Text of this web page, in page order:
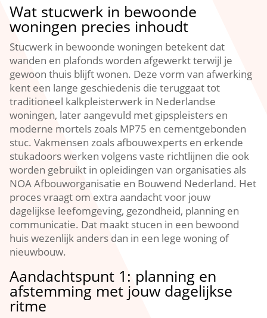
Wat stucwerk in bewoonde
woningen precies inhoudt
Stucwerk in bewoonde woningen betekent dat
wanden en plafonds worden afgewerkt terwijl je
gewoon thuis blijft wonen.​ Deze vorm van afwerking
kent een lange geschiedenis die teruggaat tot
traditioneel kalkpleisterwerk in Nederlandse
woningen, later aangevuld met gipspleisters en
moderne mortels zoals MP75 en cementgebonden
stuc.​ Vakmensen zoals afbouwexperts en erkende
stukadoors werken volgens vaste richtlijnen die ook
worden gebruikt in opleidingen van organisaties als
NOA Afbouworganisatie en Bouwend Nederland.​ Het
proces vraagt om extra aandacht voor jouw
dagelijkse leefomgeving, gezondheid, planning en
communicatie.​ Dat maakt stucen in een bewoond
huis wezenlijk anders dan in een lege woning of
nieuwbouw.​
Aandachtspunt 1: planning en
afstemming met jouw dagelijkse
ritme